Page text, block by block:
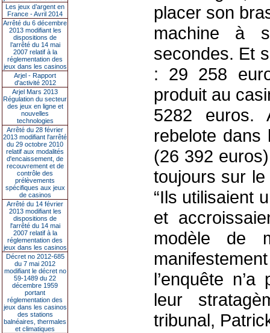
Les jeux d’argent en
France - Avril 2014
Arrêté du 6 décembre
2013 modifiant les
dispositions de
l’arrêté du 14 mai
2007 relatif à la
réglementation des
jeux dans les casinos
Arjel - Rapport
d'activité 2012
Arjel Mars 2013
Régulation du secteur
des jeux en ligne et
nouvelles
technologies
Arrêté du 28 février
2013 modifiant l'arrêté
du 29 octobre 2010
relatif aux modalités
d'encaissement, de
recouvrement et de
contrôle des
prélèvements
spécifiques aux jeux
de casinos
Arrêté du 14 février
2013 modifiant les
dispositions de
l'arrêté du 14 mai
2007 relatif à la
réglementation des
jeux dans les casinos
Décret no 2012-685
du 7 mai 2012
modifiant le décret no
59-1489 du 22
décembre 1959
portant
réglementation des
jeux dans les casinos
des stations
balnéaires, thermales
et climatiques
placer son
machine à
secondes. Et
: 29 258
produit au
5282 euros.
rebelote dans
(26 392
toujours sur
“Ils utilisaient
et
modèle de
l’enquête
leur
tribunal,